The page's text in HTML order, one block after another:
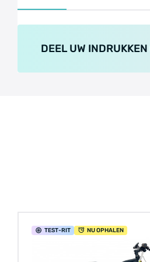
DEEL UW
TEST-RIT NU OPHALEN